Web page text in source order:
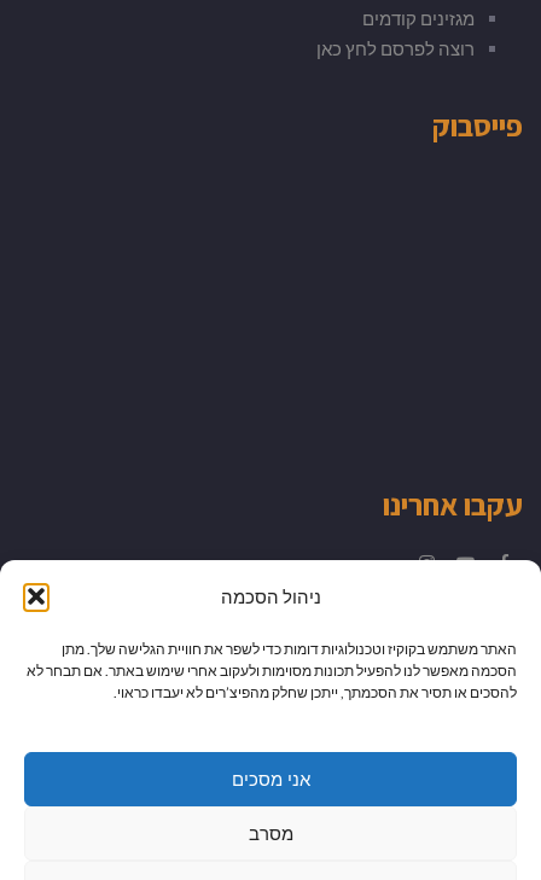
ניהול הסכמה
האתר משתמש בקוקיז וטכנולוגיות דומות כדי לשפר את חוויית הגלישה שלך. מתן
הסכמה מאפשר לנו להפעיל תכונות מסוימות ולעקוב אחרי שימוש באתר. אם תבחר לא
להסכים או תסיר את הסכמתך, ייתכן שחלק מהפיצ’רים לא יעבדו כראוי.
אני מסכים
מסרב
מגזינים קודמים
רוצה לפרסם לחץ כאן
פייסבוק
עקבו אחרינו